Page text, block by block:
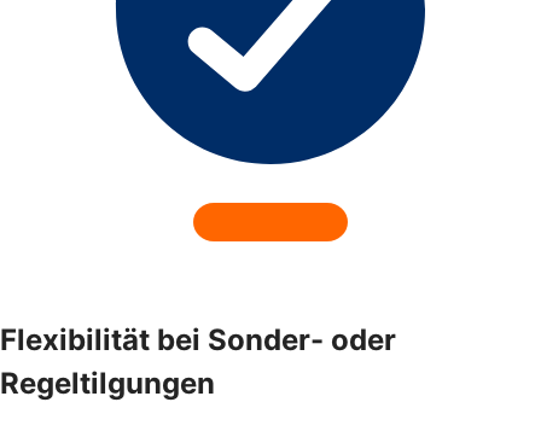
Flexibilität bei Sonder- oder
Regeltilgungen